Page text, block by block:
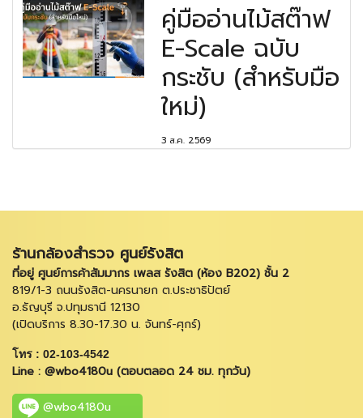
คู่มืออ่านไม้สต๊าฟ
E-Scale ฉบับ
กระชับ (สำหรับมือ
ใหม่)
3 ส.ค. 2569
ร้านกล้องสำรวจ ศูนย์รังสิต
ที่อยู่ ศูนย์การค้าสัมมากร เพลส รังสิต (ห้อง B202) ชั้น 2
819/1-3 ถนนรังสิต-นครนายก ต.ประชาธิปัตย์
อ.ธัญบุรี จ.ปทุมธานี 12130
(เปิดบริการ 8.30-17.30 น. จันทร์-ศุกร์)
โทร : 02-103-4542
Line : @wbo4180u (ตอบตลอด 24 ชม. ทุกวัน)
@wbo4180u